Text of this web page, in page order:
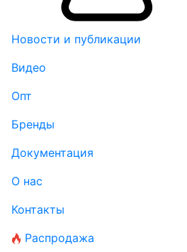
Новости и публикации
Видео
Опт
Бренды
Документация
О нас
Контакты
Распродажа